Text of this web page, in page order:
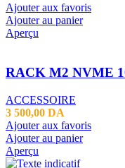
Ajouter aux favoris
Ajouter au panier
Aperçu
RACK M2 NVME
ACCESSOIRE
3 500,00 DA
Ajouter aux favoris
Ajouter au panier
Aperçu